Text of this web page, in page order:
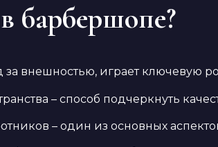
барбершопе?
за внешностью, играет ключевую
– способ подчеркнуть
– один из основных